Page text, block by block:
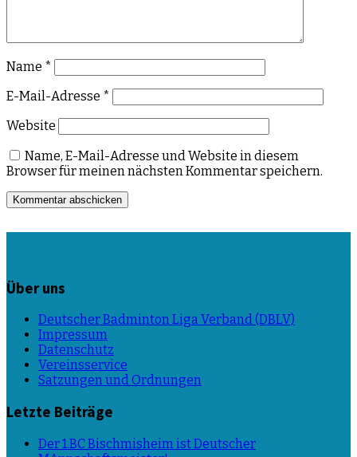
Name *
E-Mail-Adresse *
Website
Name, E-Mail-Adresse und Website in diesem
Browser für meinen nächsten Kommentar speichern.
Über uns
Deutscher Badminton Liga Verband (DBLV)
Impressum
Datenschutz
Vereinsservice
Satzungen und Ordnungen
Letzte Beiträge
Der 1.BC Bischmisheim ist Deutscher